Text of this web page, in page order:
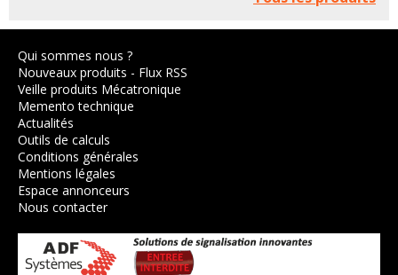
Qui sommes nous ?
Nouveaux produits - Flux RSS
Veille produits Mécatronique
Memento technique
Actualités
Outils de calculs
Conditions générales
Mentions légales
Espace annonceurs
Nous contacter